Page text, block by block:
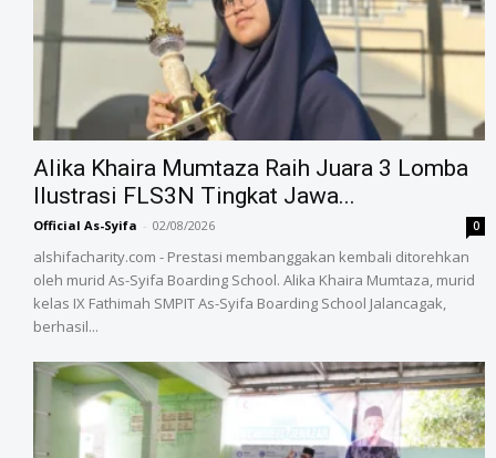
Alika Khaira Mumtaza Raih Juara 3 Lomba
Ilustrasi FLS3N Tingkat Jawa...
Official As-Syifa - 02/08/2026 0
alshifacharity.com - Prestasi membanggakan kembali ditorehkan
oleh murid As-Syifa Boarding School. Alika Khaira Mumtaza, murid
kelas IX Fathimah SMPIT As-Syifa Boarding School Jalancagak,
berhasil...